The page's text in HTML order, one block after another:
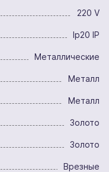
220 V
Ip20 IP
Металлические
Металл
Металл
Золото
Золото
Врезные